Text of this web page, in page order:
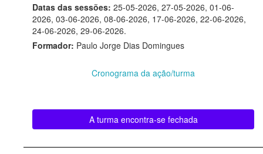
Datas das sessões: 25-05-2026, 27-05-2026, 01-06-
2026, 03-06-2026, 08-06-2026, 17-06-2026, 22-06-2026,
24-06-2026, 29-06-2026.
Formador: Paulo Jorge Dias Domingues
Cronograma da ação/turma
A turma encontra-se fechada